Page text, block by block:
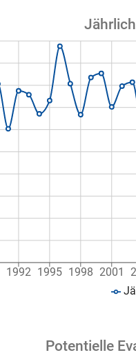
1992 1995 1998 2001
Potentielle